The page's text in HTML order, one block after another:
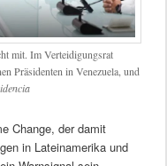
mit. Im Verteidigungsrat
Präsidenten in Venezuela, und
Change, der damit
in Lateinamerika und